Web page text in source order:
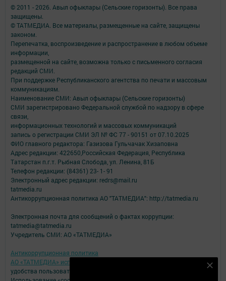
© 2011 - 2026. Авыл офыклары (Сельские горизонты). Все права
защищены.
© ТАТМЕДИА. Все материалы, размещенные на сайте, защищены
законом.
Перепечатка, воспроизведение и распространение в любом объеме
информации,
размещенной на сайте, возможна только с письменного согласия
редакций СМИ.
При поддержке Республиканского агентства по печати и массовым
коммуникациям.
Наименование СМИ: Авыл офыклары (Сельские горизонты)
СМИ зарегистрировано Федеральной службой по надзору в сфере
связи,
информационных технологий и массовых коммуникаций
запись о регистрации СМИ ЭЛ № ФС 77 - 90151 от 07.10.2025
ФИО главного редактора: Газизова Гульчачак Хизаповна
Адрес редакции: 422650,Российская Федерация, Республика
Татарстан п.г.т. Рыбная Слобода, ул. Ленина, 81Б
Телефон редакции: (84361) 23- 1- 91
Электронный адрес редакции: redrs@mail.ru
tatmedia.ru
Антикоррупционная политика АО "ТАТМЕДИА": http://tatmedia.ru
Электронная почта для сообщений о фактах коррупции:
tatmedia@tatmedia.ru
Учредитель СМИ: АО «ТАТМЕДИА»
Антикоррупционная политика
АО «ТАТМЕДИА» использует «cookie»
для персонализации сервисов и
удобства пользователей сайтом.